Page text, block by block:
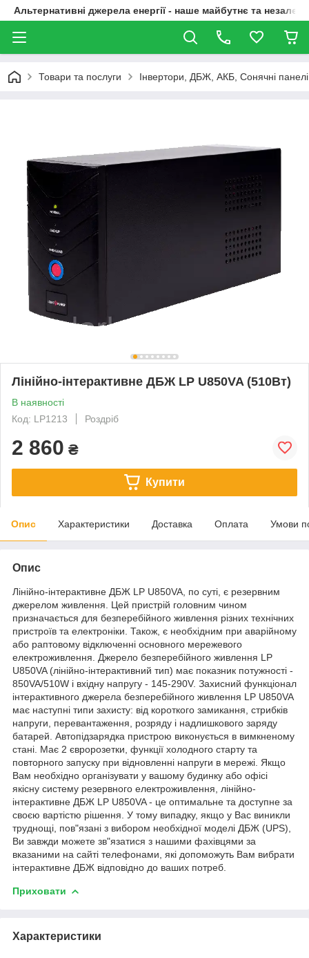
Альтернативні джерела енергії - наше майбутнє та
Товари та послуги Інвертори, ДБЖ, АКБ, Сонячні
Лінійно-інтерактивне ДБЖ LP U850VA (510Вт)
В наявності
Код: LP1213
Роздріб
2 860 ₴
Купити
Опис Характеристики Доставка Оплата Умови
Опис
Лінійно-інтерактивне ДБЖ LP U850VA, по суті, є резервним
джерелом живлення. Цей пристрій головним чином
призначається для безперебійного живлення різних технічних
пристроїв та електроніки. Також, є необхідним при аварійному
або раптовому відключенні основного мережевого
електроживлення. Джерело безперебійного живлення LP
U850VA (лінійно-інтерактивний тип) має показник потужності -
850VA/510W і вхідну напругу - 145-290V. Захисний функціонал
інтерактивного джерела безперебійного живлення LP U850VA
має наступні типи захисту: від короткого замикання, стрибків
напруги, перевантаження, розряду і надлишкового заряду
батарей. Автопідзарядка пристрою виконується в вимкненому
стані. Має 2 євророзетки, функції холодного старту та
повторного запуску при відновленні напруги в мережі. Якщо
Вам необхідно організувати у вашому будинку або офісі
якісну систему резервного електроживлення, лінійно-
інтерактивне ДБЖ LP U850VA - це оптимальне та доступне за
своєю вартістю рішення. У тому випадку, якщо у Вас виникли
труднощі, пов"язані з вибором необхідної моделі ДБЖ (UPS),
Ви завжди можете зв"язатися з нашими фахівцями за
вказаними на сайті телефонами, які допоможуть Вам вибрати
інтерактивне ДБЖ відповідно до ваших потреб.
Приховати
Характеристики